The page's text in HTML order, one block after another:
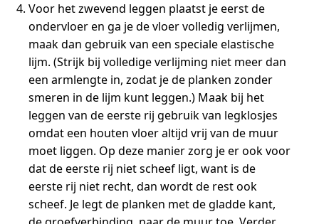
Voor het zwevend leggen plaatst je eerst de
ondervloer en ga je de vloer volledig verlijmen,
maak dan gebruik van een speciale elastische
lijm. (Strijk bij volledige verlijming niet meer dan
een armlengte in, zodat je de planken zonder
smeren in de lijm kunt leggen.) Maak bij het
leggen van de eerste rij gebruik van legklosjes
omdat een houten vloer altijd vrij van de muur
moet liggen. Op deze manier zorg je er ook voor
dat de eerste rij niet scheef ligt, want is de
eerste rij niet recht, dan wordt de rest ook
scheef. Je legt de planken met de gladde kant,